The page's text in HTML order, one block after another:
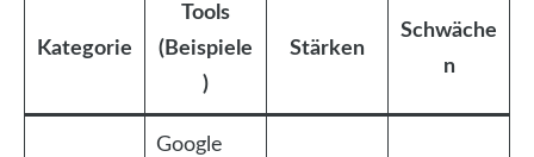
Kategorie
Tools
(Beispiele
)
Stärken
Schwäche
n
Google